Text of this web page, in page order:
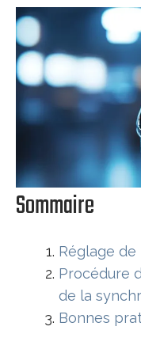
Sommaire
Réglage de
Procédure
de la
Bonnes